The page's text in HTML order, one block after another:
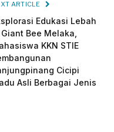
ARTICLE
Edukasi Lebah
Bee Melaka,
KKN STIE
Cicipi
Asli Berbagai Jenis